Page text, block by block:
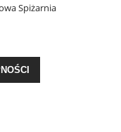
Spiżarnia